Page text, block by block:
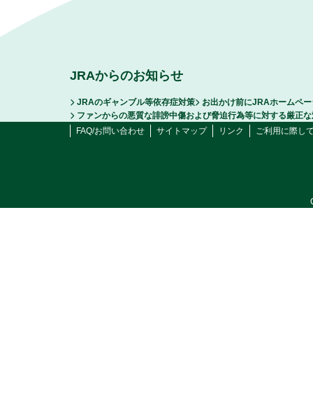
JRAからのお知らせ
JRAのギャンブル等依存症対策
お出かけ前にJRAホームペ
ファンからの悪質な誹謗中傷および脅迫行為等に対する厳正
FAQ/お問い合わせ
サイトマップ リンク ご利用に際し